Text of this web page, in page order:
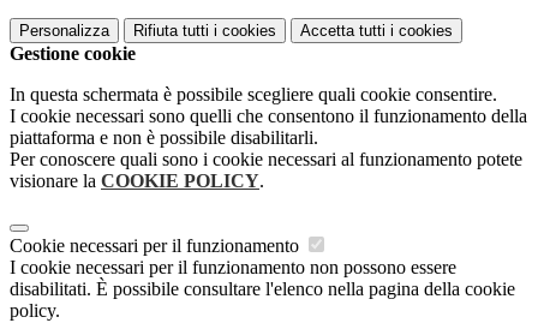
Personalizza Rifiuta tutti i cookies Accetta tutti i cookies
Gestione cookie
In questa schermata è possibile scegliere quali cookie consentire.
I cookie necessari sono quelli che consentono il funzionamento della
piattaforma e non è possibile disabilitarli.
Per conoscere quali sono i cookie necessari al funzionamento potete
visionare la COOKIE POLICY.
Cookie necessari per il funzionamento
I cookie necessari per il funzionamento non possono essere
disabilitati. È possibile consultare l'elenco nella pagina della cookie
policy.